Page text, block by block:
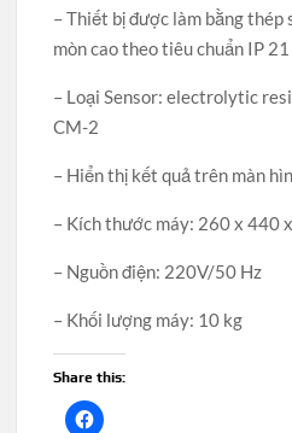
– Thiết bị được làm bằng thép
mòn cao theo tiêu chuẩn IP 21
– Loại Sensor: electrolytic
CM-2
– Hiển thị kết quả trên màn
– Kích thước máy: 260 x 440
– Nguồn điện: 220V/50 Hz
– Khối lượng máy: 10 kg
Share this: